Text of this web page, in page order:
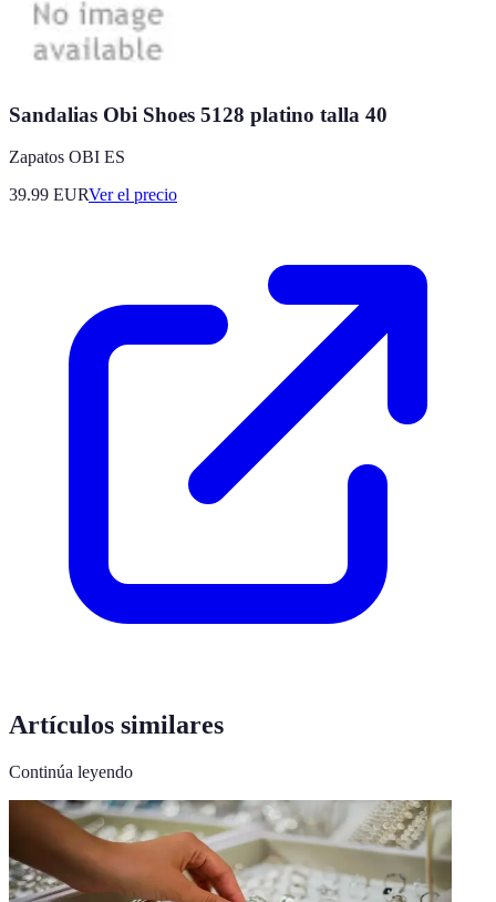
Sandalias Obi Shoes 5128 platino talla 40
Zapatos OBI ES
39.99 EURVer el precio
Artículos similares
Continúa leyendo